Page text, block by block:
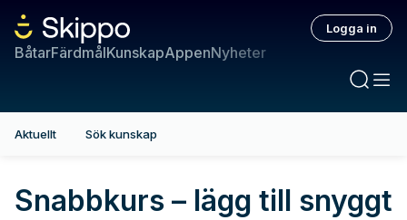
BåtarFärdmålKunskapAppenNyheter
Logga in
Aktuellt Sök kunskap
Snabbkurs – lägg till snyggt